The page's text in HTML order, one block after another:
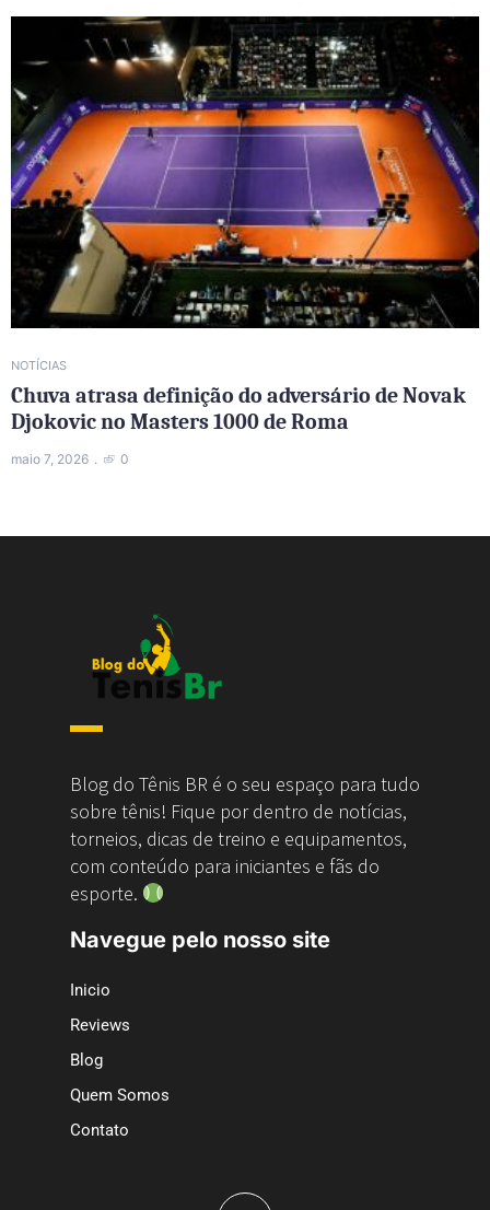
NOTÍCIAS
Chuva atrasa definição do adversário de Novak
Djokovic no Masters 1000 de Roma
maio 7, 2026 0
Blog do Tênis BR é o seu espaço para tudo
sobre tênis! Fique por dentro de notícias,
torneios, dicas de treino e equipamentos,
com conteúdo para iniciantes e fãs do
esporte.
Navegue pelo nosso site
Inicio
Reviews
Blog
Quem Somos
Contato